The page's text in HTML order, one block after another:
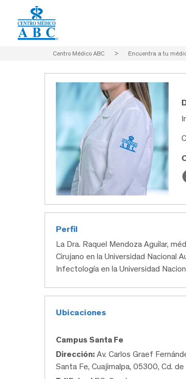
Centro Médico ABC > Encuentra a tu
Perfil
La Dra. Raquel Mendoza Aguilar,
Cirujano en la Universidad Nacional
Infectología en la Universidad
Ubicaciones
Campus Santa Fe
Dirección: Av. Carlos Graef
Santa Fe, Cuajimalpa, 05300, Cd. de